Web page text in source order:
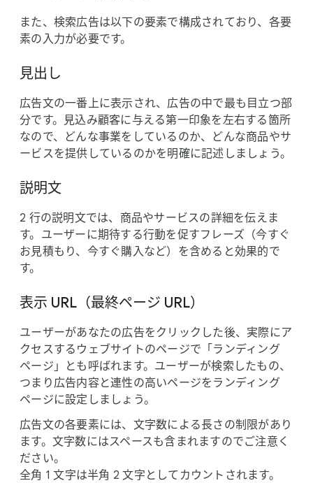
また、​検索​広告は​以下の​要素で​構成されており、​各要
素の​入力が​必要です。
見出し
広告文の​一番上に​表示され、​広告の​中で​最も​目立つ部
分です。​見込み顧客に​与える​第一印象を​左右する​箇所
なので、​どんな​事業を​しているのか、​どんな​商品や​サ
ービスを​提供しているのかを​明確に​記述しましょう。
説明文
2 行の​説明文では、​商品や​サービスの​詳細を​伝えま
す。​ユーザーに​期待する​行動を​促すフレーズ​（今すぐ​
お見積もり、​今すぐ​購入など）を​含めると​効果的で
す。
表示 URL​（最終ページ URL）
ユーザーが​あなたの​広告を​クリックした後、​実際に​ア
クセスする​ウェブサイトの​ページで​「ランディング
ページ」とも​呼ばれます。​ユーザーが​検索した​もの、​
つまり​広告内容と​連性の​高い​ページを​ランディング
ページに​設定しましょう。
広告文の​各要素には、​文字数に​よる​長さの​制限が​あり
ます。​文字数には​スペースも​含まれますので​ご注意く
ださい。
全角 1 文字は​半角 2 文字と​して​カウントされます。